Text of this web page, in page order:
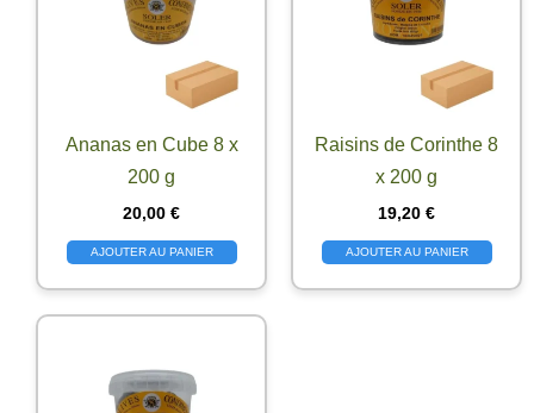
Ananas en Cube 8 x
200 g
20,00 €
AJOUTER AU PANIER
Raisins de Corinthe 8
x 200 g
19,20 €
AJOUTER AU PANIER